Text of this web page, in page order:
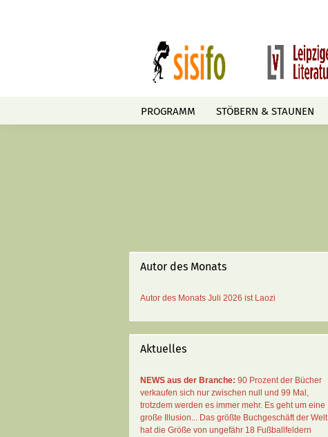
PROGRAMM STÖBERN & STAUNEN
Autor des Monats
Autor des Monats Juli 2026 ist Laozi
Aktuelles
NEWS aus der Branche: 90 Prozent der Bücher
verkaufen sich nur zwischen null und 99 Mal ,
trotzdem werden es immer mehr. Es geht um eine
große Illusion... Das größte Buchgeschäft der Welt
hat die Größe von ungefähr 18 Fußballfeldern